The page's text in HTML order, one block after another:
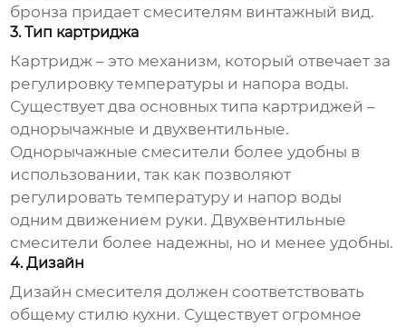
бронза придает смесителям винтажный вид.
3. Тип картриджа
Картридж – это механизм, который отвечает за
регулировку температуры и напора воды.
Существует два основных типа картриджей –
однорычажные и двухвентильные.
Однорычажные смесители более удобны в
использовании, так как позволяют
регулировать температуру и напор воды
одним движением руки. Двухвентильные
смесители более надежны, но и менее удобны.
4. Дизайн
Дизайн смесителя должен соответствовать
общему стилю кухни. Существует огромное